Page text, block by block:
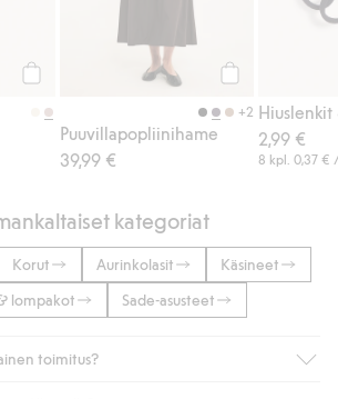
+2
Puuvillapopliinihame
39,99 €
Hiuslenkit
2,99 €
8 kpl.0,37 €
kategoriat
Korut Aurinkolasit
Käsineet
lompakot
Sade-asusteet
toimitus?